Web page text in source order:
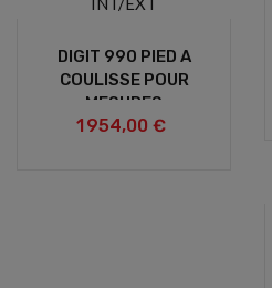
DIGIT 990 PIED A
COULISSE POUR
MESURES
LINEAIRES
1 954,00 €